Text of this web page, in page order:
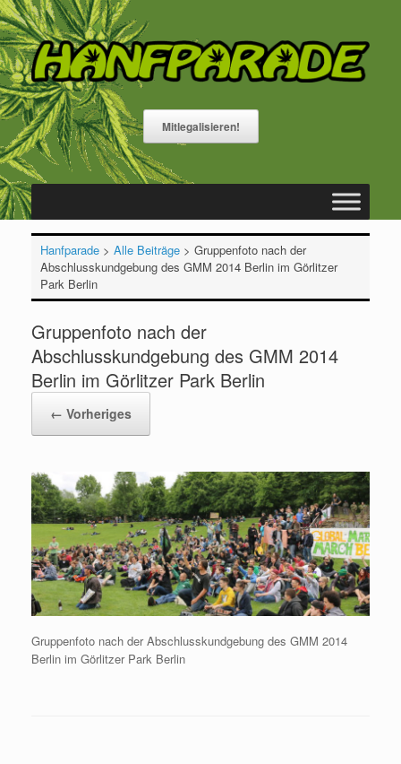
Zum
Inhalt
springen
Mitlegalisieren!
Hanfparade> Alle Beiträge> Gruppenfoto nach der
Abschlusskundgebung des GMM 2014 Berlin im Görlitzer
Park Berlin
Gruppenfoto nach der
Abschlusskundgebung des GMM 2014
Berlin im Görlitzer Park Berlin
← Vorheriges
Gruppenfoto nach der Abschlusskundgebung des GMM 2014
Berlin im Görlitzer Park Berlin